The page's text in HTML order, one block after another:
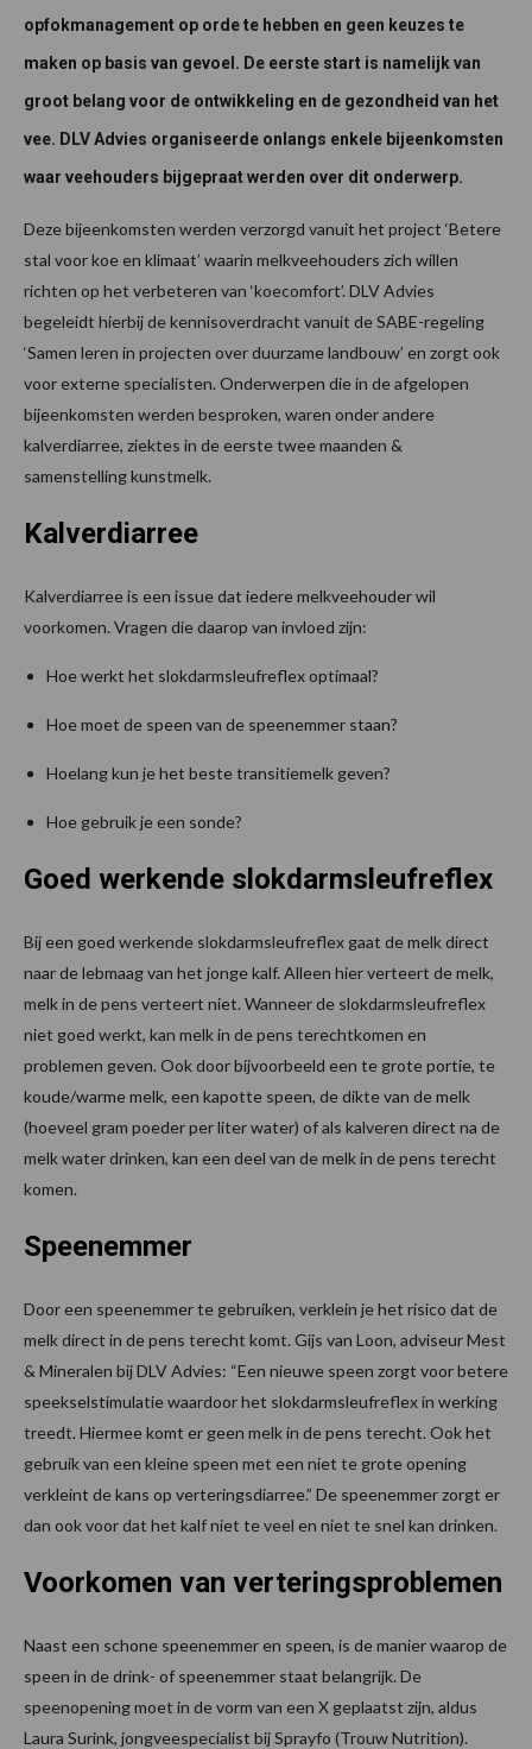
opfokmanagement op orde te hebben en geen keuzes te
maken op basis van gevoel. De eerste start is namelijk van
groot belang voor de ontwikkeling en de gezondheid van het
vee. DLV Advies organiseerde onlangs enkele bijeenkomsten
waar veehouders bijgepraat werden over dit onderwerp.
Deze bijeenkomsten werden verzorgd vanuit het project ‘Betere
stal voor koe en klimaat’ waarin melkveehouders zich willen
richten op het verbeteren van ‘koecomfort’. DLV Advies
begeleidt hierbij de kennisoverdracht vanuit de SABE-regeling
‘Samen leren in projecten over duurzame landbouw’ en zorgt ook
voor externe specialisten. Onderwerpen die in de afgelopen
bijeenkomsten werden besproken, waren onder andere
kalverdiarree, ziektes in de eerste twee maanden &
samenstelling kunstmelk.
Kalverdiarree
Kalverdiarree is een issue dat iedere melkveehouder wil
voorkomen. Vragen die daarop van invloed zijn:
Hoe werkt het slokdarmsleufreflex optimaal?
Hoe moet de speen van de speenemmer staan?
Hoelang kun je het beste transitiemelk geven?
Hoe gebruik je een sonde?
Goed werkende slokdarmsleufreflex
Bij een goed werkende slokdarmsleufreflex gaat de melk direct
naar de lebmaag van het jonge kalf. Alleen hier verteert de melk,
melk in de pens verteert niet. Wanneer de slokdarmsleufreflex
niet goed werkt, kan melk in de pens terechtkomen en
problemen geven. Ook door bijvoorbeeld een te grote portie, te
koude/warme melk, een kapotte speen, de dikte van de melk
(hoeveel gram poeder per liter water) of als kalveren direct na de
melk water drinken, kan een deel van de melk in de pens terecht
komen.
Speenemmer
Door een speenemmer te gebruiken, verklein je het risico dat de
melk direct in de pens terecht komt. Gijs van Loon, adviseur Mest
& Mineralen bij DLV Advies: “Een nieuwe speen zorgt voor betere
speekselstimulatie waardoor het slokdarmsleufreflex in werking
treedt. Hiermee komt er geen melk in de pens terecht. Ook het
gebruik van een kleine speen met een niet te grote opening
verkleint de kans op verteringsdiarree.” De speenemmer zorgt er
dan ook voor dat het kalf niet te veel en niet te snel kan drinken.
Voorkomen van verteringsproblemen
Naast een schone speenemmer en speen, is de manier waarop de
speen in de drink- of speenemmer staat belangrijk. De
speenopening moet in de vorm van een X geplaatst zijn, aldus
Laura Surink, jongveespecialist bij Sprayfo (Trouw Nutrition).